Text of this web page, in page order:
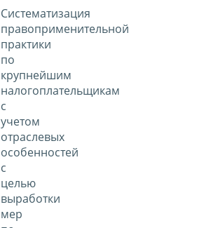
Систематизация
правоприменительной
практики
по
крупнейшим
налогоплательщикам
с
учетом
отраслевых
особенностей
с
целью
выработки
мер